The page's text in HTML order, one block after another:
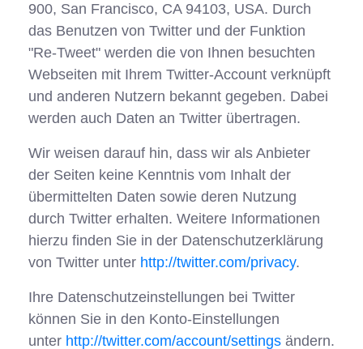
900, San Francisco, CA 94103, USA. Durch
das Benutzen von Twitter und der Funktion
"Re-Tweet" werden die von Ihnen besuchten
Webseiten mit Ihrem Twitter-Account verknüpft
und anderen Nutzern bekannt gegeben. Dabei
werden auch Daten an Twitter übertragen.
Wir weisen darauf hin, dass wir als Anbieter
der Seiten keine Kenntnis vom Inhalt der
übermittelten Daten sowie deren Nutzung
durch Twitter erhalten. Weitere Informationen
hierzu finden Sie in der Datenschutzerklärung
von Twitter unter http://twitter.com/privacy.
Ihre Datenschutzeinstellungen bei Twitter
können Sie in den Konto-Einstellungen
unter http://twitter.com/account/settings ändern.